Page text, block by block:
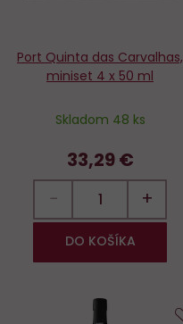
Port Quinta das Carvalhas,
miniset 4 x 50 ml
Skladom 48 ks
33,29 €
− +
DO KOŠÍKA